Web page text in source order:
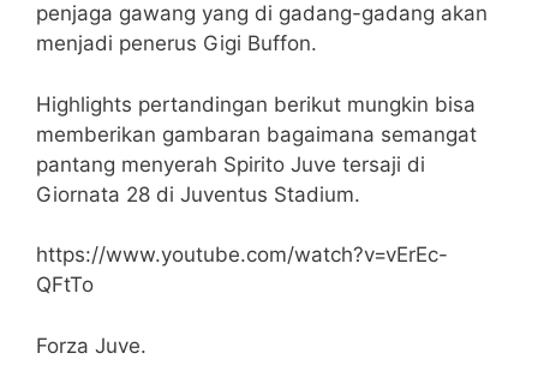
penjaga gawang yang di gadang-gadang akan
menjadi penerus Gigi Buffon.
Highlights pertandingan berikut mungkin bisa
memberikan gambaran bagaimana semangat
pantang menyerah Spirito Juve tersaji di
Giornata 28 di Juventus Stadium.
https://www.youtube.com/watch?v=vErEc-
QFtTo
Forza Juve.